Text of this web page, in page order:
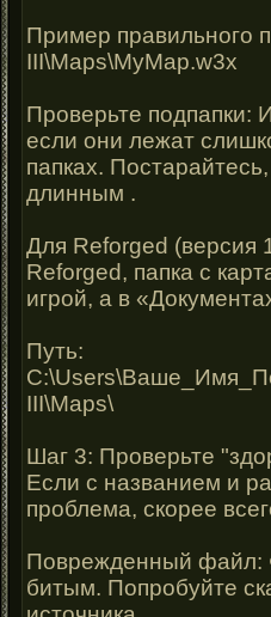
Пример правильного
III\Maps\MyMap.w3x
Проверьте подпапки:
если они лежат
папках.
длинным .
Для Reforged (версия
Reforged, папка с
игрой, а в
Путь:
III\Maps\
Шаг 3: Проверьте
Если с названием и
проблема, скорее
Поврежденный файл:
битым. Попробуйте